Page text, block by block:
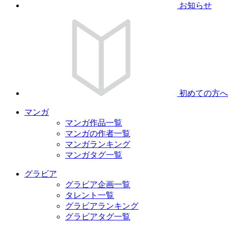
お知らせ
初めての方へ
マンガ
マンガ作品一覧
マンガの作者一覧
マンガランキング
マンガタグ一覧
グラビア
グラビア企画一覧
タレント一覧
グラビアランキング
グラビアタグ一覧